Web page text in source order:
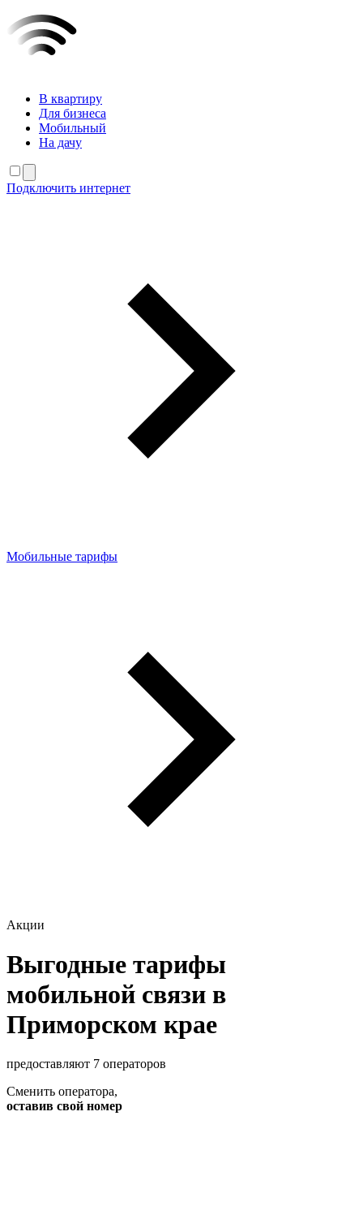
В квартиру
Для бизнеса
Мобильный
На дачу
Подключить интернет
Мобильные тарифы
Акции
Выгодные тарифы
мобильной связи в
Приморском крае
предоставляют 7 операторов
Сменить оператора,
оставив свой номер